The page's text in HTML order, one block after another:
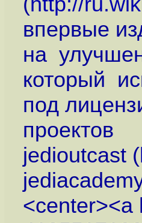
впервые
на
который
под
проектов
jedioutcast (
<center><a